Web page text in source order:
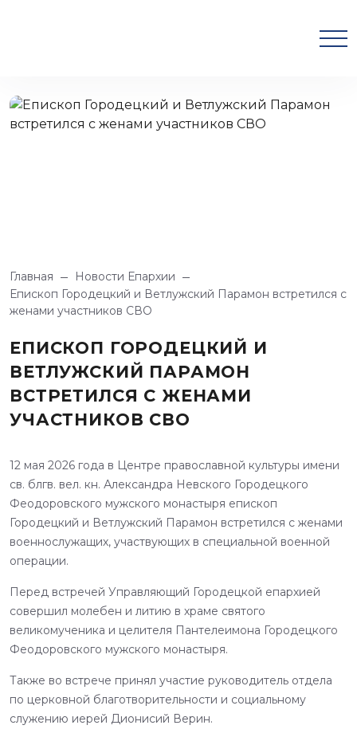
Главная
Новости Епархии
Епископ Городецкий и Ветлужский Парамон встретился с
женами участников СВО
ЕПИСКОП ГОРОДЕЦКИЙ И
ВЕТЛУЖСКИЙ ПАРАМОН
ВСТРЕТИЛСЯ С ЖЕНАМИ
УЧАСТНИКОВ СВО
12 мая 2026 года в Центре православной культуры имени
св. блгв. вел. кн. Александра Невского Городецкого
Феодоровского мужского монастыря епископ
Городецкий и Ветлужский Парамон встретился с женами
военнослужащих, участвующих в специальной военной
операции.
Перед встречей Управляющий Городецкой епархией
совершил молебен и литию в храме святого
великомученика и целителя Пантелеимона Городецкого
Феодоровского мужского монастыря.
Также во встрече принял участие руководитель отдела
по церковной благотворительности и социальному
служению иерей Дионисий Верин.